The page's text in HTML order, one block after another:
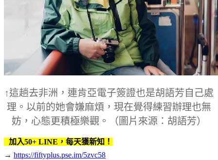
↑這趟去非洲，連肯亞電子簽證也是胡語芳自己處
理。以前的她會嫌麻煩，現在覺得練習辦理也無
妨，心態更積極樂觀。（圖片來源：胡語芳）
加入50+ LINE，每天獲新知！
→ https://fiftyplus.pse.im/5zvc58